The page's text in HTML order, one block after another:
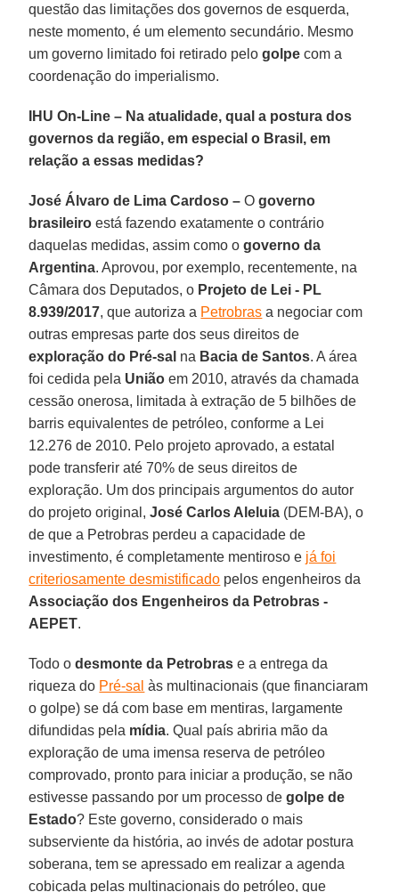
questão das limitações dos governos de esquerda,
neste momento, é um elemento secundário. Mesmo
um governo limitado foi retirado pelogolpe com a
coordenação do imperialismo.
IHU On-Line – Na atualidade, qual a postura dos
governos da região, em especial o Brasil, em
relação a essas medidas?
José Álvaro de Lima Cardoso – Ogoverno
brasileiro está fazendo exatamente o contrário
daquelas medidas, assim como ogoverno da
Argentina. Aprovou, por exemplo, recentemente, na
Câmara dos Deputados, o Projeto de Lei - PL
8.939/2017, que autoriza a Petrobras a negociar com
outras empresas parte dos seus direitos de
exploração do Pré-sal na Bacia de Santos. A área
foi cedida pela União em 2010, através da chamada
cessão onerosa, limitada à extração de 5 bilhões de
barris equivalentes de petróleo, conforme a Lei
12.276 de 2010. Pelo projeto aprovado, a estatal
pode transferir até 70% de seus direitos de
exploração. Um dos principais argumentos do autor
do projeto original,José Carlos Aleluia (DEM-BA), o
de que a Petrobras perdeu a capacidade de
investimento, é completamente mentiroso e já foi
criteriosamente desmistificado pelos engenheiros da
Associação dos Engenheiros da Petrobras -
AEPET.
Todo odesmonte da Petrobras e a entrega da
riqueza do Pré-sal às multinacionais (que financiaram
o golpe) se dá com base em mentiras, largamente
difundidas pela mídia. Qual país abriria mão da
exploração de uma imensa reserva de petróleo
comprovado, pronto para iniciar a produção, se não
estivesse passando por um processo degolpe de
Estado? Este governo, considerado o mais
subserviente da história, ao invés de adotar postura
soberana, tem se apressado em realizar a agenda
cobiçada pelas multinacionais do petróleo, que